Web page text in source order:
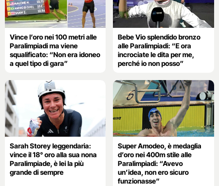
Vince l’oro nei 100 metri alle
Paralimpiadi ma viene
squalificato: “Non era idoneo
a quel tipo di gara”
Bebe Vio splendido bronzo
alle Paralimpiadi: “E ora
incrociate le dita per me,
perché io non posso”
Sarah Storey leggendaria:
vince il 18° oro alla sua nona
Paralimpiade, è lei la più
grande di sempre
Super Amodeo, è medaglia
d’oro nei 400m stile alle
Paralimpiadi: “Avevo
un’idea, non ero sicuro
funzionasse”